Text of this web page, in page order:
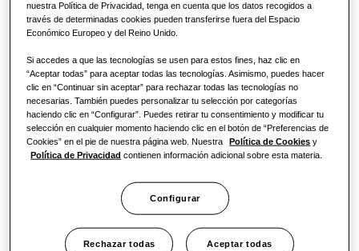
nuestra Política de Privacidad, tenga en cuenta que los datos recogidos a
través de determinadas cookies pueden transferirse fuera del Espacio
Económico Europeo y del Reino Unido.
Si accedes a que las tecnologías se usen para estos fines, haz clic en
“Aceptar todas” para aceptar todas las tecnologías. Asimismo, puedes hacer
clic en “Continuar sin aceptar” para rechazar todas las tecnologías no
necesarias. También puedes personalizar tu selección por categorías
haciendo clic en “Configurar”. Puedes retirar tu consentimiento y modificar tu
selección en cualquier momento haciendo clic en el botón de “Preferencias de
Cookies” en el pie de nuestra página web. Nuestra
Política de Cookies y
Política de Privacidad contienen información adicional sobre esta materia.
Configurar
Rechazar todas Aceptar todas